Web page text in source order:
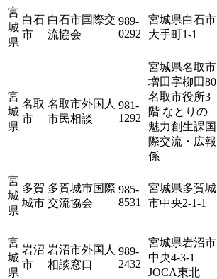
宮
城
県
白石
市
白石市国際交
流協会
989-
0292
宮城県白石市
大手町1-1
宮
城
県
名取
市
名取市外国人
市民相談
981-
1292
宮城県名取市
増田字柳田80
名取市役所3
階 なとりの
魅力創生課国
際交流・広報
係
宮
城
県
多賀
城市
多賀城市国際
交流協会
985-
8531
宮城県多賀城
市中央2-1-1
宮
城
県
岩沼
市
岩沼市外国人
相談窓口
989-
2432
宮城県岩沼市
中央4-3-1
JOCA東北